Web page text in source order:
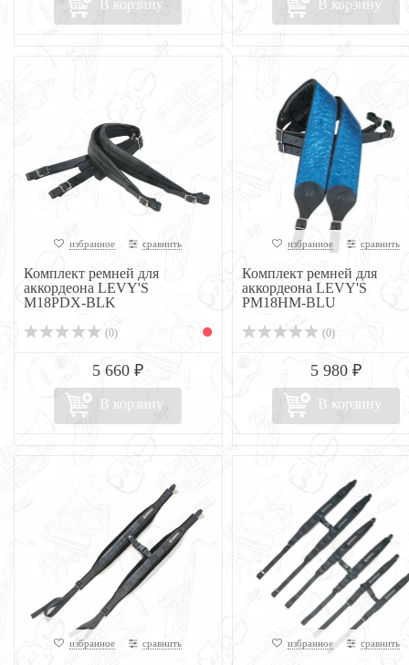
В корзину В корзину
избранное сравнить
Комплект ремней для
аккордеона LEVY'S
M18PDX-BLK
(0)
5 660 ₽
В корзину
избранное сравнить
Комплект ремней для
аккордеона LEVY'S
PM18HM-BLU
(0)
5 980 ₽
В корзину
избранное сравнить избранное сравнить